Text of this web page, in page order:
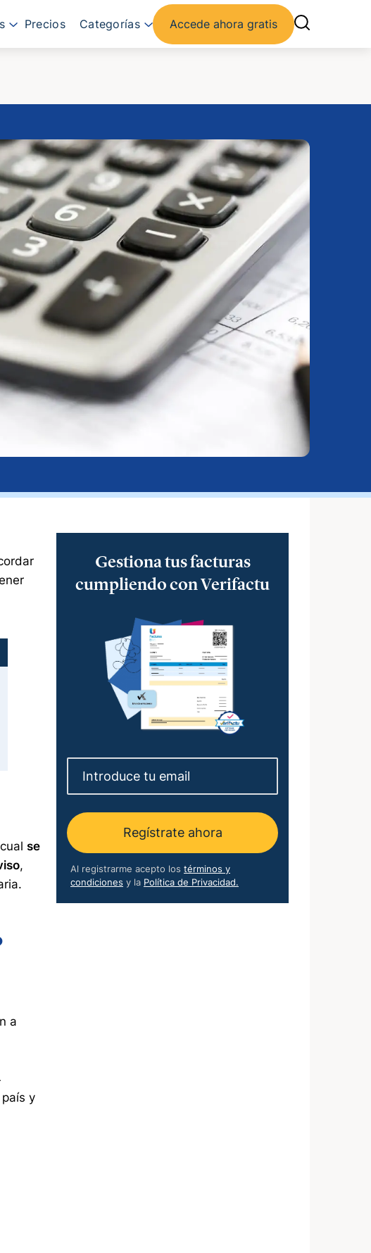
Precios Categorías Accede ahora gratis
se
,
a
y
Gestiona tus facturas
cumpliendo con Verifactu
Regístrate ahora
Al registrarme acepto los términos y
condiciones y la Política de Privacidad.